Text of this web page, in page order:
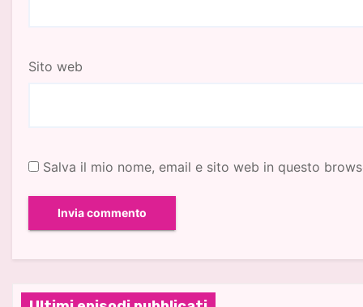
Sito web
Salva il mio nome, email e sito web in questo